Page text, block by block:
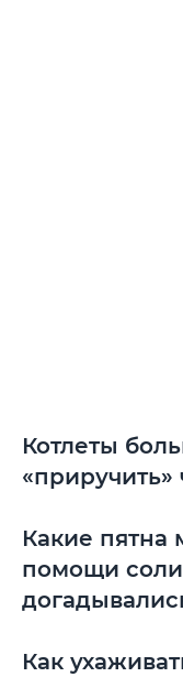
Котлеты
Какие пятна
помощи
Как